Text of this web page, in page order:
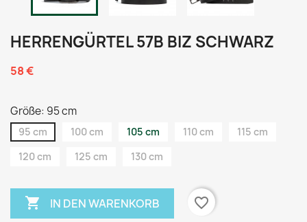
HERRENGÜRTEL 57B BIZ SCHWARZ
58 €
Größe: 95 cm
95 cm 100 cm 105 cm 110 cm
115 cm
120 cm
125 cm 130 cm
 IN DEN WARENKORB
favorite_border